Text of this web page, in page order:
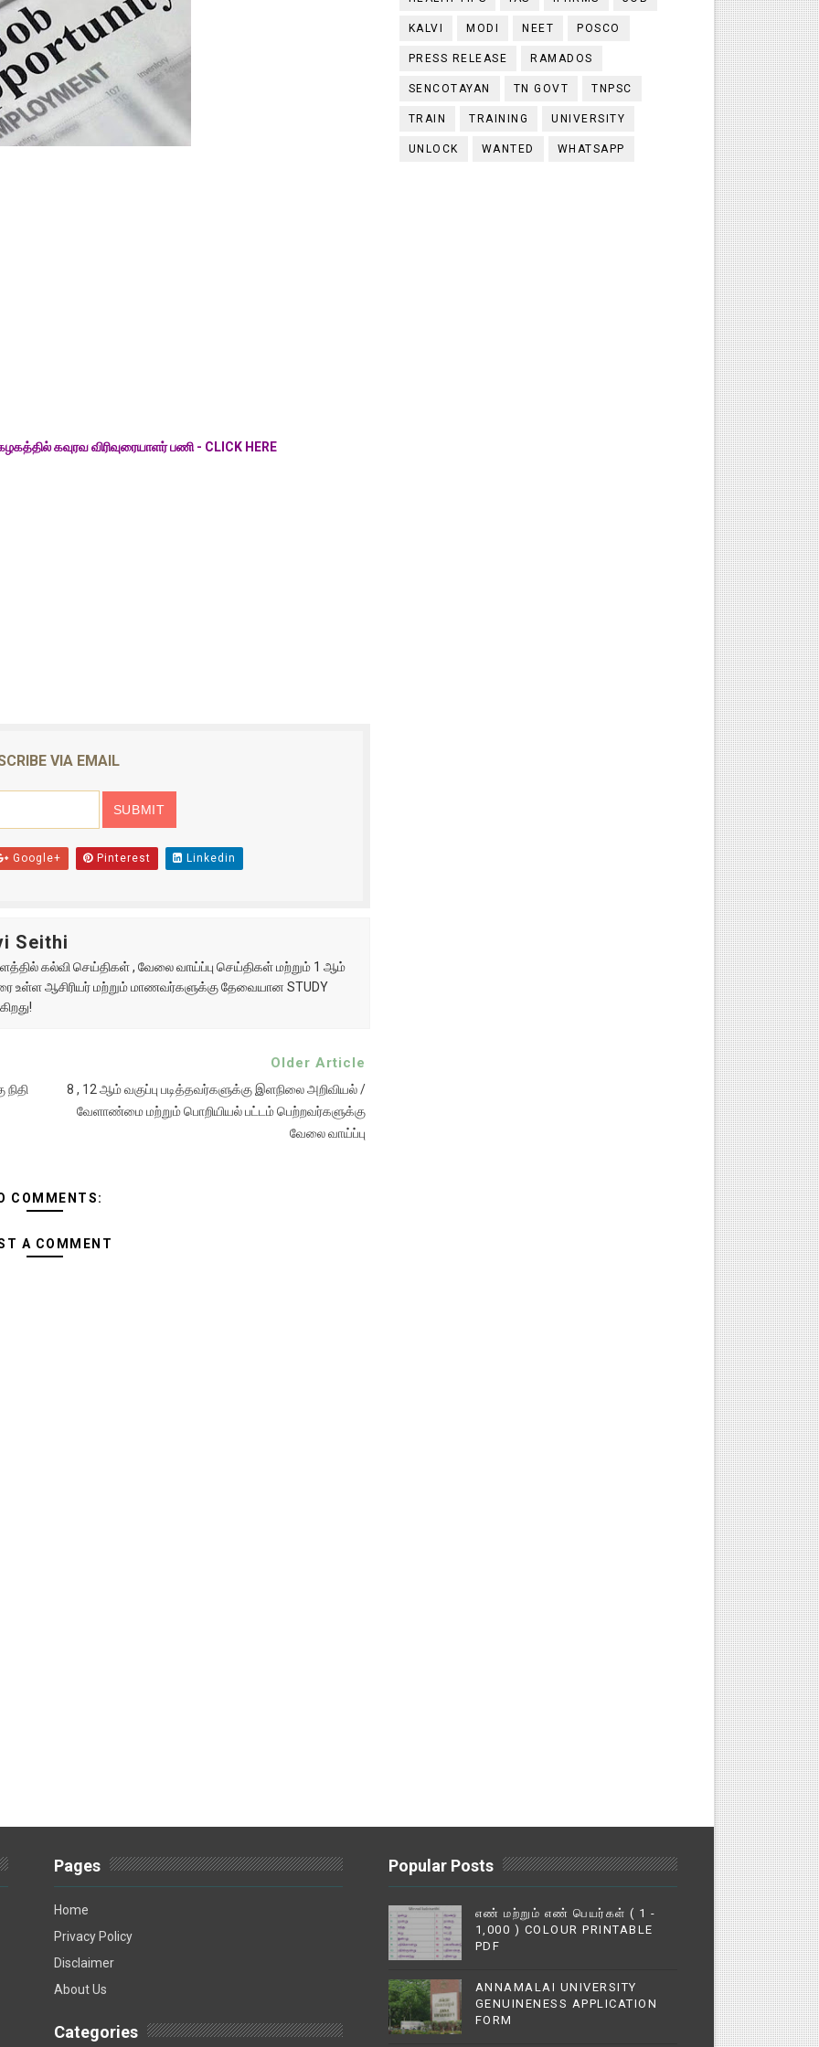
கவுரவ விரிவுரையாளர் பணி - CLICK HERE
VIA EMAIL
Google+ Pinterest Linkedin
Seithi
கல்வி செய்திகள் , வேலை வாய்ப்பு செய்திகள் மற்றும் 1 ஆம்
உள்ள ஆசிரியர் மற்றும் மாணவர்களுக்கு தேவையான STUDY
Older Article
8 , 12 ஆம் வகுப்பு படித்தவர்களுக்கு இளநிலை அறிவியல் /
வேளாண்மை மற்றும் பொறியியல் பட்டம் பெற்றவர்களுக்கு
வேலை வாய்ப்பு
COMMENTS:
A COMMENT
KALVI MODI NEET POSCO
PRESS RELEASE RAMADOS
SENCOTAYAN TN GOVT TNPSC
TRAIN TRAINING UNIVERSITY
UNLOCK WANTED WHATSAPP
Pages
Home
Privacy Policy
Disclaimer
About Us
Categories
Popular Posts
எண் மற்றும் எண் பெயர்கள் ( 1 -
1,000 ) COLOUR PRINTABLE
PDF
ANNAMALAI UNIVERSITY
GENUINENESS APPLICATION
FORM